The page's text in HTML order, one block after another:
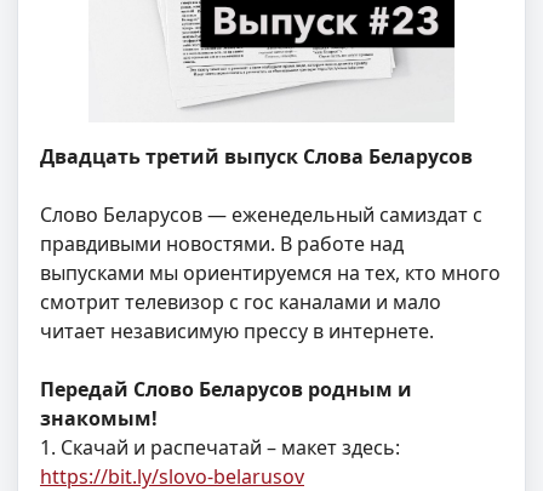
Двадцать третий выпуск Слова Беларусов
Слово Беларусов — еженедельный самиздат с
правдивыми новостями. В работе над
выпусками мы ориентируемся на тех, кто много
смотрит телевизор с гос каналами и мало
читает независимую прессу в интернете.
Передай Слово Беларусов родным и
знакомым!
1. Скачай и распечатай – макет здесь:
https://bit.ly/slovo-belarusov